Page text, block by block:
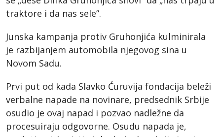
traktore i da nas sele”.
Junska kampanja protiv Gruhonjića kulminirala
je razbijanjem automobila njegovog sina u
Novom Sadu.
Prvi put od kada Slavko Ćuruvija fondacija beleži
verbalne napade na novinare, predsednik Srbije
osudio je ovaj napad i pozvao nadležne da
procesuiraju odgovorne. Osudu napada je,